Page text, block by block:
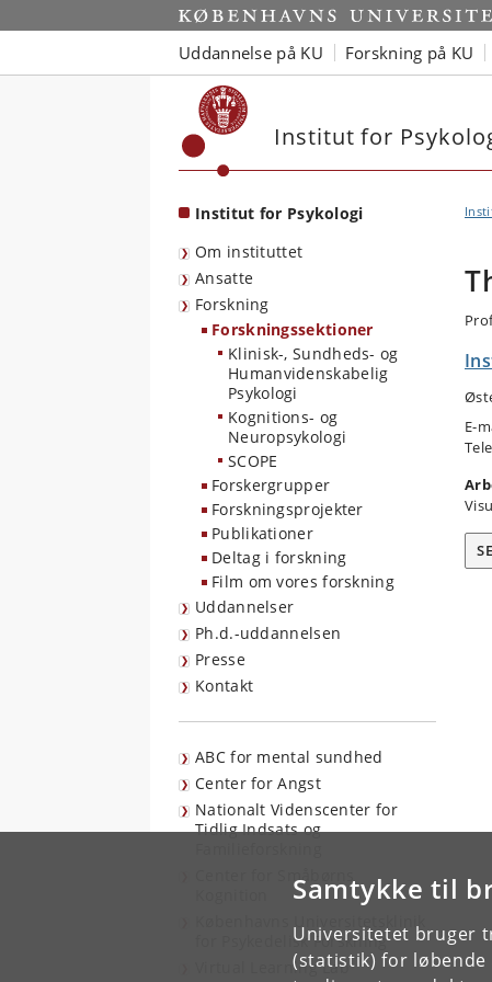
Samtykke til
Universitetet bruger
(statistik) for
Start
Uddannelse på KU Forskning på KU
Institut for
Institut for Psykologi
Om instituttet
Ansatte
Forskning
Forskningssektioner
Klinisk-, Sundheds- og
Humanvidenskabelig
Psykologi
Kognitions- og
Neuropsykologi
SCOPE
Forskergrupper
Forskningsprojekter
Publikationer
Deltag i forskning
Film om vores forskning
Uddannelser
Ph.d.-uddannelsen
Presse
Kontakt
ABC for mental sundhed
Center for Angst
Nationalt Videnscenter for
Tidlig Indsats og
Center for Småbørns
Københavns Universitetsklinik
for Psykedelisk Forskning
Virtual Learning Lab
E-